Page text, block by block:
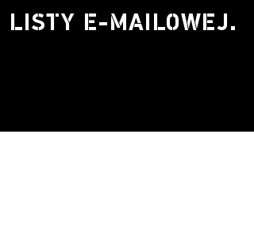
LISTY E-MAILOWEJ.